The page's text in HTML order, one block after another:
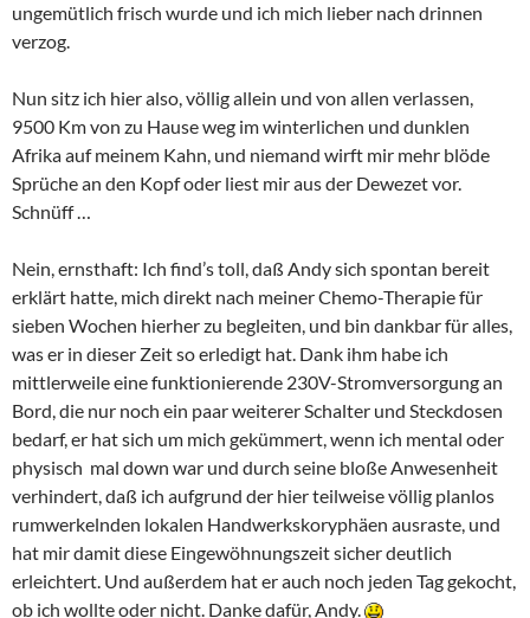
ungemütlich frisch wurde und ich mich lieber nach drinnen
verzog.
Nun sitz ich hier also, völlig allein und von allen verlassen,
9500 Km von zu Hause weg im winterlichen und dunklen
Afrika auf meinem Kahn, und niemand wirft mir mehr blöde
Sprüche an den Kopf oder liest mir aus der Dewezet vor.
Schnüff …
Nein, ernsthaft: Ich find’s toll, daß Andy sich spontan bereit
erklärt hatte, mich direkt nach meiner Chemo-Therapie für
sieben Wochen hierher zu begleiten, und bin dankbar für alles,
was er in dieser Zeit so erledigt hat. Dank ihm habe ich
mittlerweile eine funktionierende 230V-Stromversorgung an
Bord, die nur noch ein paar weiterer Schalter und Steckdosen
bedarf, er hat sich um mich gekümmert, wenn ich mental oder
physisch mal down war und durch seine bloße Anwesenheit
verhindert, daß ich aufgrund der hier teilweise völlig planlos
rumwerkelnden lokalen Handwerkskoryphäen ausraste, und
hat mir damit diese Eingewöhnungszeit sicher deutlich
erleichtert. Und außerdem hat er auch noch jeden Tag gekocht,
ob ich wollte oder nicht. Danke dafür, Andy.